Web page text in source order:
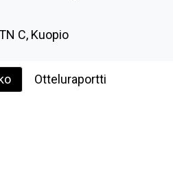
C, Kuopio
Otteluraportti